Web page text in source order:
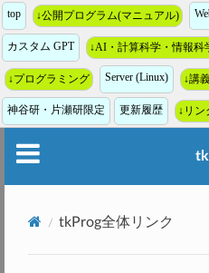
top ↓公開プログラム(マニュアル)
カスタム GPT ↓AI・計算科学・情報科
↓プログラミング Server (Linux) ↓講
神谷研・片瀬研限定 更新履歴 ↓リン